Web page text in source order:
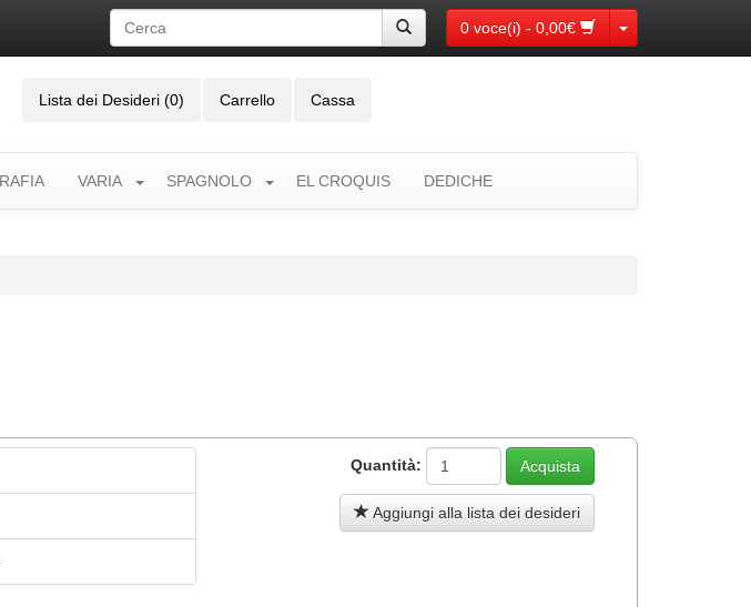
0 voce(i) - 0,00€ Toggle Dropdown
Lista dei Desideri (0) Carrello Cassa
VARIA SPAGNOLO EL CROQUIS DEDICHE
Quantità:
Aggiungi alla lista dei desideri